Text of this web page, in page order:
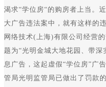
渴求“学位房“的购房者上当。
大广告违法案中，就有这样的
网络技术(上海)有限公司经营
题为“光明金城大地花园、带
息广告，这起虚假“学位房”广
管局光明监管局已做出了罚款的